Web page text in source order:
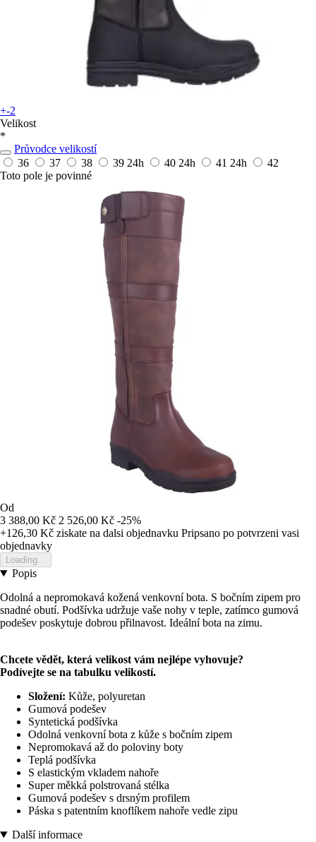
+-2
Velikost
*
Průvodce velikostí
36
37 38 39 24h 40 24h 41 24h
42
Toto pole je povinné
Od
3 388,00 Kč 2 526,00 Kč -25%
+126,30 Kč ziskate na dalsi objednavku Pripsano po potvrzeni vasi
objednavky
Loading...
Popis
Odolná a nepromokavá kožená venkovní bota. S bočním zipem pro
snadné obutí. Podšívka udržuje vaše nohy v teple, zatímco gumová
podešev poskytuje dobrou přilnavost. Ideální bota na zimu.
Chcete vědět, která velikost vám nejlépe vyhovuje?
Podívejte se na tabulku velikostí.
Složení: Kůže, polyuretan
Gumová podešev
Syntetická podšívka
Odolná venkovní bota z kůže s bočním zipem
Nepromokavá až do poloviny boty
Teplá podšívka
S elastickým vkladem nahoře
Super měkká polstrovaná stélka
Gumová podešev s drsným profilem
Páska s patentním knoflíkem nahoře vedle zipu
Další informace